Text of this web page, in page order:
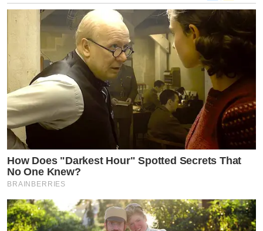
by TVPOOL ONLINE
How Does "Darkest Hour" Spotted Secrets That
No One Knew?
BRAINBERRIES